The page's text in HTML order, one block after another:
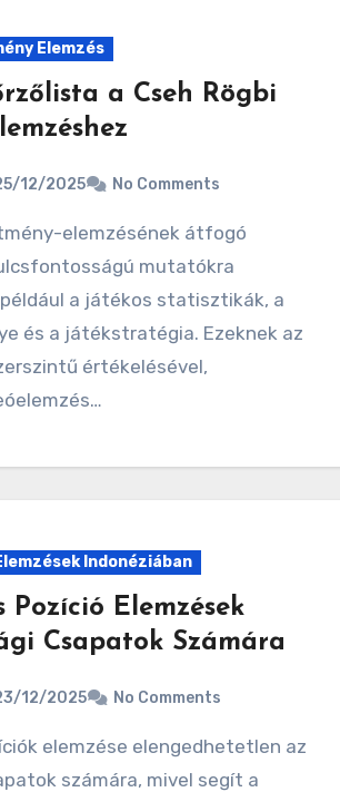
Elemzés
a Cseh Rögbi
12/2025 No Comments
mutatókra
a játékos statisztikák, a
és a játékstratégia. Ezeknek az
értékelésével,
Indonéziában
Pozíció Elemzések
Csapatok Számára
12/2025 No Comments
számára, mivel segít a